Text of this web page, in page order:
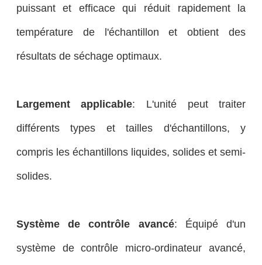
puissant et efficace qui réduit rapidement la
température de l'échantillon et obtient des
résultats de séchage optimaux.
Largement applicable: L'unité peut traiter
différents types et tailles d'échantillons, y
compris les échantillons liquides, solides et semi-
solides.
Système de contrôle avancé: Équipé d'un
système de contrôle micro-ordinateur avancé,